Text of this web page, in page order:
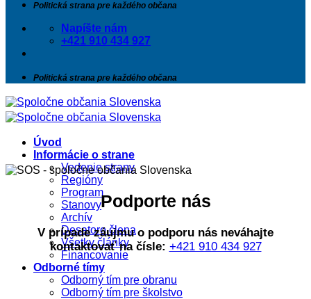
Politická strana pre každého občana
Napíšte nám
+421 910 434 927
Politická strana pre každého občana
Úvod
Informácie o strane
Vedenie strany
Regióny
Program
Stanovy
Archív
Desatoro člena
Všetky články
Financovanie
Odborné tímy
Odborný tím pre obranu
Odborný tím pre školstvo
Podporte nás
V prípade záujmu o podporu nás neváhajte
kontaktovať na čísle: +421 910 434 927